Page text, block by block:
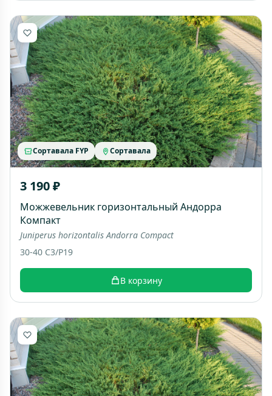
Сортавала FYP Сортавала
3 190 ₽
Можжевельник горизонтальный Андорра
Компакт
Juniperus horizontalis Andorra Compact
30-40 C3/P19
В корзину